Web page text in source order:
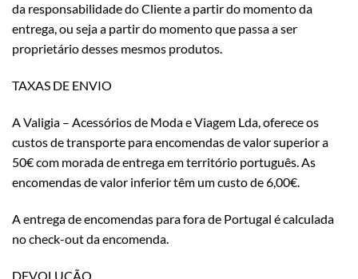
da responsabilidade do Cliente a partir do momento da
entrega, ou seja a partir do momento que passa a ser
proprietário desses mesmos produtos.
TAXAS DE ENVIO
A Valigia – Acessórios de Moda e Viagem Lda, oferece os
custos de transporte para encomendas de valor superior a
50€ com morada de entrega em território português. As
encomendas de valor inferior têm um custo de 6,00€.
A entrega de encomendas para fora de Portugal é calculada
no check-out da encomenda.
DEVOLUÇÃO